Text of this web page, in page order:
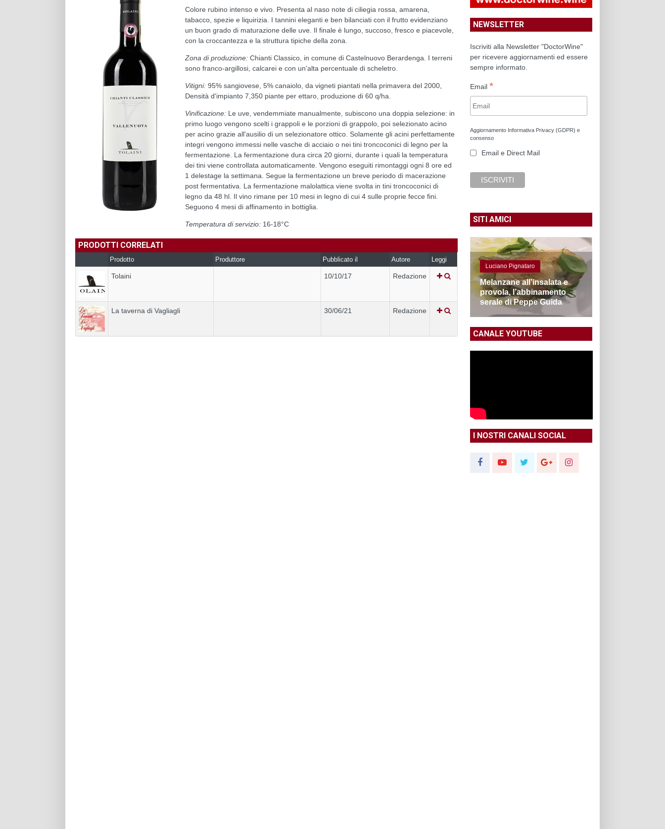
Colore rubino intenso e vivo. Presenta al naso note di ciliegia rossa, amarena,
tabacco, spezie e liquirizia. I tannini eleganti e ben bilanciati con il frutto evidenziano
un buon grado di maturazione delle uve. Il finale è lungo, succoso, fresco e piacevole,
con la croccantezza e la struttura tipiche della zona.
Zona di produzione: Chianti Classico, in comune di Castelnuovo Berardenga. I terreni
sono franco-argillosi, calcarei e con un'alta percentuale di scheletro.
Vitigni: 95% sangiovese, 5% canaiolo, da vigneti piantati nella primavera del 2000,
Densità d'impianto 7,350 piante per ettaro, produzione di 60 q/ha.
Vinificazione: Le uve, vendemmiate manualmente, subiscono una doppia selezione: in
primo luogo vengono scelti i grappoli e le porzioni di grappolo, poi selezionato acino
per acino grazie all'ausilio di un selezionatore ottico. Solamente gli acini perfettamente
integri vengono immessi nelle vasche di acciaio o nei tini troncoconici di legno per la
fermentazione. La fermentazione dura circa 20 giorni, durante i quali la temperatura
dei tini viene controllata automaticamente. Vengono eseguiti rimontaggi ogni 8 ore ed
1 delestage la settimana. Segue la fermentazione un breve periodo di macerazione
post fermentativa. La fermentazione malolattica viene svolta in tini troncoconici di
legno da 48 hl. Il vino rimane per 10 mesi in legno di cui 4 sulle proprie fecce fini.
Seguono 4 mesi di affinamento in bottiglia.
Temperatura di servizio: 16-18°C
PRODOTTI CORRELATI
Prodotto Produttore Pubblicato il Autore Leggi
Tolaini 10/10/17 Redazione
La taverna di Vagliagli 30/06/21 Redazione
NEWSLETTER
Iscriviti alla Newsletter "DoctorWine"
per ricevere aggiornamenti ed essere
sempre informato.
Email *
Aggiornamento Informativa Privacy (GDPR) e
consenso
Email e Direct Mail
SITI AMICI
Luciano Pignataro
Melanzane all’insalata e
provola, l’abbinamento
serale di Peppe Guida
CANALE YOUTUBE
I NOSTRI CANALI SOCIAL